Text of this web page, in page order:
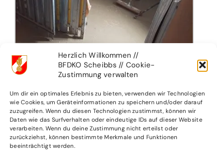
Herzlich Willkommen //
BFDKO Scheibbs // Cookie-
Zustimmung verwalten
Um dir ein optimales Erlebnis zu bieten, verwenden wir Technologien
wie Cookies, um Geräteinformationen zu speichern und/oder darauf
zuzugreifen. Wenn du diesen Technologien zustimmst, können wir
Daten wie das Surfverhalten oder eindeutige IDs auf dieser Website
verarbeiten. Wenn du deine Zustimmung nicht erteilst oder
zurückziehst, können bestimmte Merkmale und Funktionen
beeinträchtigt werden.